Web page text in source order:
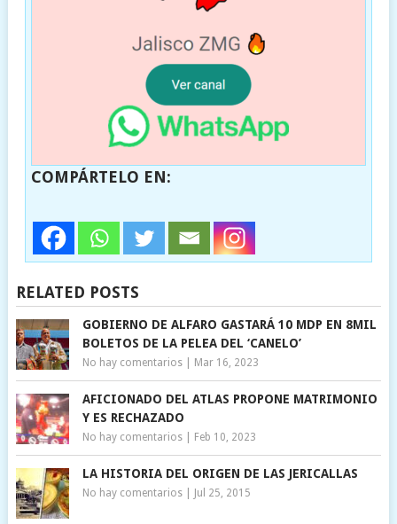
COMPÁRTELO EN:
RELATED POSTS
GOBIERNO DE ALFARO GASTARÁ 10 MDP EN 8MIL
BOLETOS DE LA PELEA DEL ‘CANELO’
No hay comentarios| Mar 16, 2023
AFICIONADO DEL ATLAS PROPONE MATRIMONIO
Y ES RECHAZADO
No hay comentarios| Feb 10, 2023
LA HISTORIA DEL ORIGEN DE LAS JERICALLAS
No hay comentarios| Jul 25, 2015